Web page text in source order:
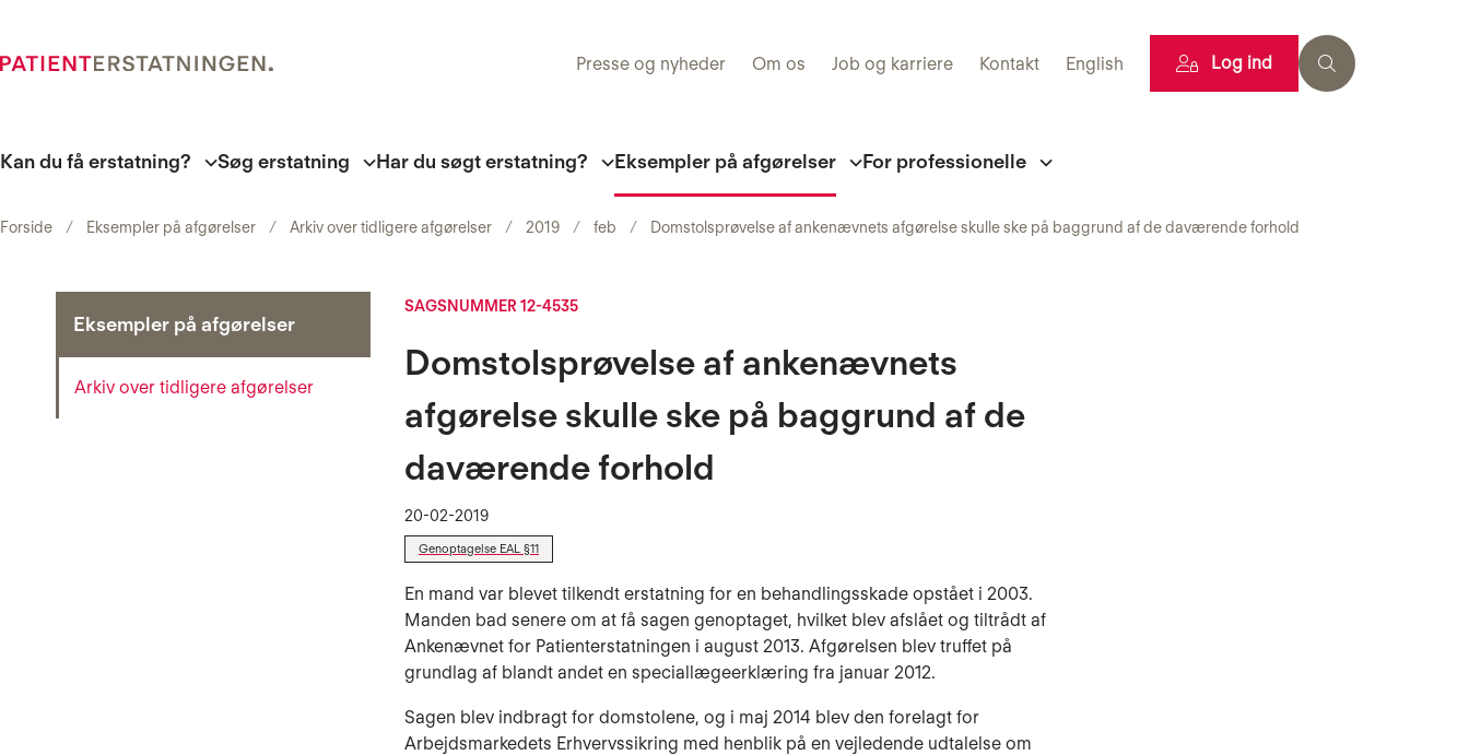
Presse og nyheder Om os Job og karriere Kontakt English Log ind
Kan du få erstatning? Søg erstatning Har du søgt erstatning? Eksempler på afgørelser For professionelle
Forside Eksempler på afgørelser Arkiv over tidligere afgørelser 2019 feb Domstolsprøvelse af ankenævnets afgørelse skulle ske på baggrund af de daværende forhold
Eksempler på afgørelser
Arkiv over tidligere afgørelser
SAGSNUMMER 12-4535
Domstolsprøvelse af ankenævnets
afgørelse skulle ske på baggrund af de
daværende forhold
20-02-2019
Genoptagelse EAL §11
En mand var blevet tilkendt erstatning for en behandlingsskade opstået i 2003.
Manden bad senere om at få sagen genoptaget, hvilket blev afslået og tiltrådt af
Ankenævnet for Patienterstatningen i august 2013. Afgørelsen blev truffet på
grundlag af blandt andet en speciallægeerklæring fra januar 2012.
Sagen blev indbragt for domstolene, og i maj 2014 blev den forelagt for
Arbejdsmarkedets Erhvervssikring med henblik på en vejledende udtalelse om